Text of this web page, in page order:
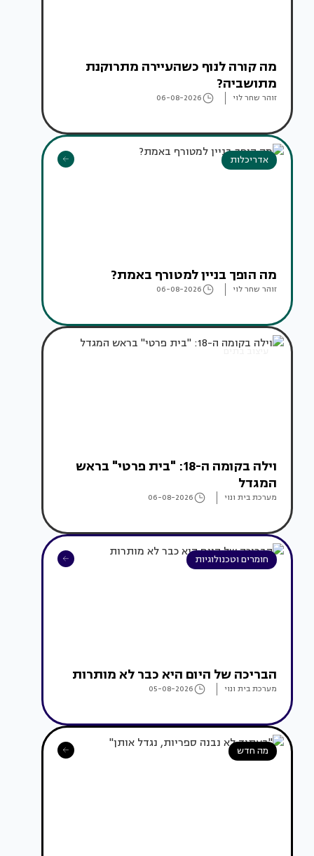
מה קורה לנוף כשהעיירה מתרוקנת
מתושביה?
זוהר שחר לוי 06-08-2026
אדריכלות
מה הופך בניין למטורף באמת?
זוהר שחר לוי 06-08-2026
עיצוב בתים
וילה בקומה ה-18: "בית פרטי" בראש
המגדל
מערכת בית ונוי 06-08-2026
חומרים וטכנולוגיות
הבריכה של היום היא כבר לא מותרות
מערכת בית ונוי 05-08-2026
מה חדש